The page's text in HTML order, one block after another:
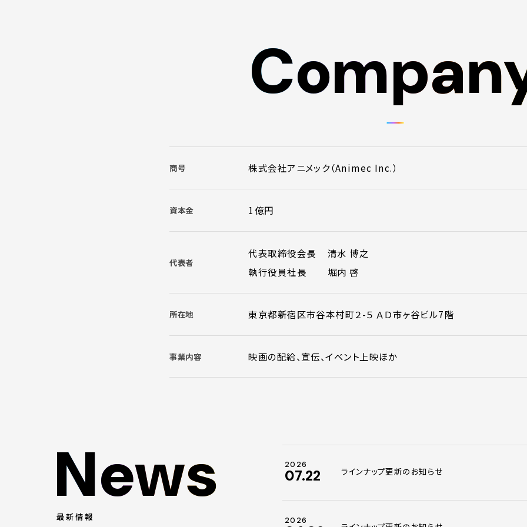
商号 株式会社アニメック（Animec Inc.）
資本金 1億円
代表者
代表取締役会長
清水 博之
執行役員社長
堀内 啓
所在地 東京都新宿区市谷本村町２-５ ＡＤ市ヶ谷ビル7階
事業内容 映画の配給、宣伝、イベント上映ほか
News
News
最新情報
2026
07.22 ラインナップ更新のお知らせ
2026